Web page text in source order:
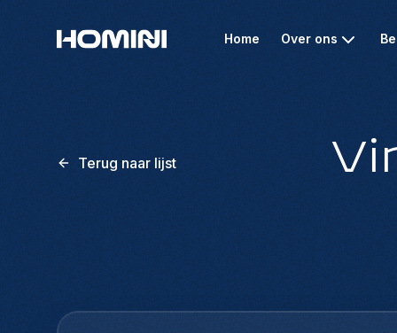
Home Over ons
Terug naar lijst